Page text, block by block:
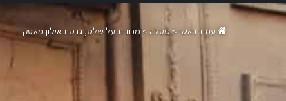
עמוד ראשי>טסלה > מכונית על שלט, גרסת אילון מאסק